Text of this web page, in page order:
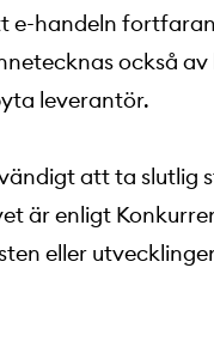
handeln
också
leverantör.
att ta slutlig
är enligt
eller